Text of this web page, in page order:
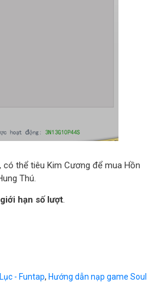
có thể tiêu Kim Cương để mua Hồn
Thú.
hạn số lượt.
- Funtap, Hướng dẫn nạp game Soul